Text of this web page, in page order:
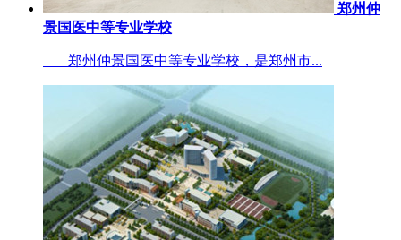
郑州仲
景国医中等专业学校
郑州仲景国医中等专业学校，是郑州市...